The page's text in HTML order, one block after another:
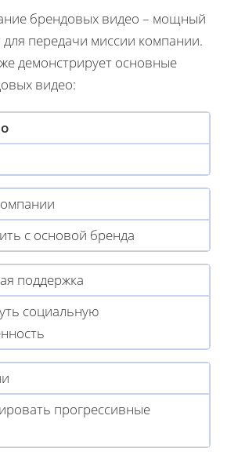
брендовых видео – мощный
для передачи миссии компании.
демонстрирует основные
видео:
с основой бренда
поддержка
социальную
прогрессивные